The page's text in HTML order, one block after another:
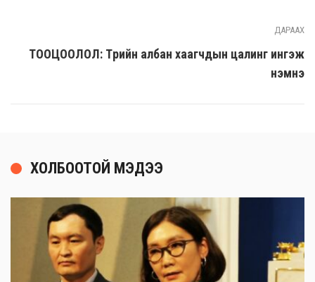
ДАРААХ
ТООЦООЛОЛ: Төрийн албан хаагчдын цалинг ингэж
нэмнэ
ХОЛБООТОЙ МЭДЭЭ